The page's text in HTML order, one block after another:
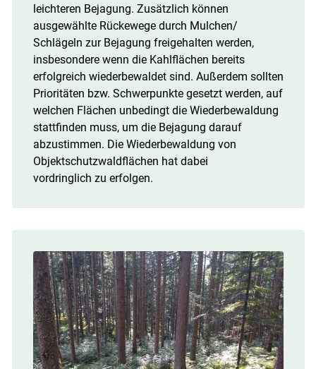
leichteren Bejagung. Zusätzlich können
ausgewählte Rückewege durch Mulchen/​
Schlägeln zur Bejagung freigehalten werden,
insbesondere wenn die Kahlflächen bereits
erfolgreich wiederbewaldet sind. Außerdem sollten
Prioritäten bzw. Schwerpunkte gesetzt werden, auf
welchen Flächen unbedingt die Wiederbewaldung
stattfinden muss, um die Bejagung darauf
abzustimmen. Die Wiederbewaldung von
Objektschutzwaldflächen hat dabei
vordringlich zu erfolgen.